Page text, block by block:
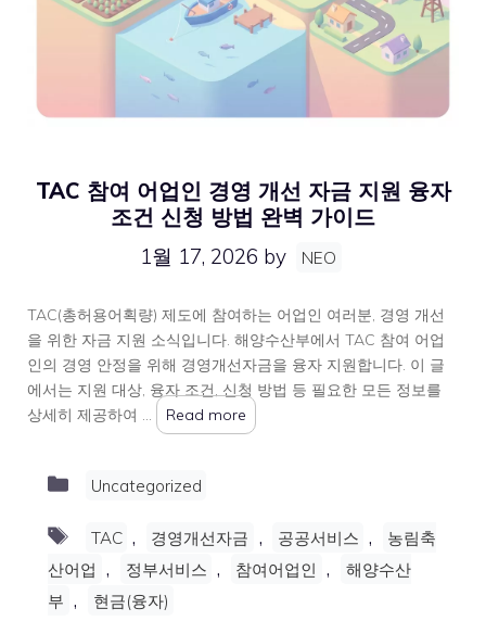
TAC 참여 어업인 경영 개선 자금 지원 융자
조건 신청 방법 완벽 가이드
1월 17, 2026 by NEO
TAC(총허용어획량) 제도에 참여하는 어업인 여러분, 경영 개선
을 위한 자금 지원 소식입니다. 해양수산부에서 TAC 참여 어업
인의 경영 안정을 위해 경영개선자금을 융자 지원합니다. 이 글
에서는 지원 대상, 융자 조건, 신청 방법 등 필요한 모든 정보를
상세히 제공하여 …
Read more
Categories
Uncategorized
Tags
TAC , 경영개선자금 , 공공서비스 ,
농림축
산어업 , 정부서비스 , 참여어업인 ,
해양수산
부 , 현금(융자)